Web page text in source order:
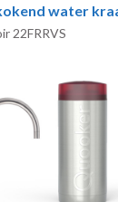
water
22FRRVS